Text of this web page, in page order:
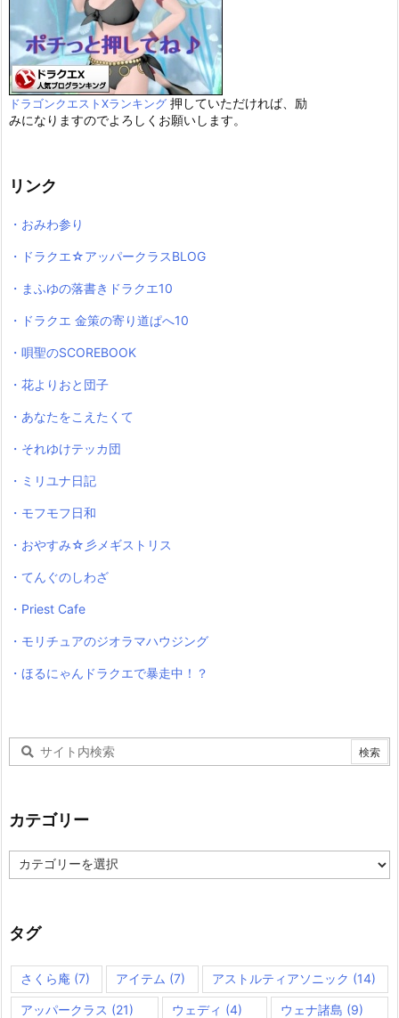
ドラゴンクエストXランキング 押していただければ、励
みになりますのでよろしくお願いします。
リンク
・おみわ参り
・ドラクエ☆アッパークラスBLOG
・まふゆの落書きドラクエ10
・ドラクエ 金策の寄り道ぱへ10
・唄聖のSCOREBOOK
・花よりおと団子
・あなたをこえたくて
・それゆけテッカ団
・ミリユナ日記
・モフモフ日和
・おやすみ☆彡メギストリス
・てんぐのしわざ
・Priest Cafe
・モリチュアのジオラマハウジング
・ほるにゃんドラクエで暴走中！？
カテゴリー
テ
ー
タグ
さくら庵 (7) アイテム (7) アストルティアソニック (14)
アッパークラス (21) ウェディ (4) ウェナ諸島 (9)